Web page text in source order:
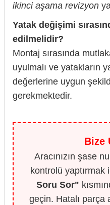
ikinci aşama revizyon
Yatak değişimi
edilmelidir?
Montaj sırasında
uyulmalı ve yatakların
değerlerine uygun
gerekmektedir.
Bize
Aracınızın şase
kontrolü yaptırmak
Soru Sor"
geçin. Hatalı parça